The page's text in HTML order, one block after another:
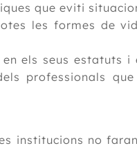
que eviti
les formes de
els seus estatuts i
professionals que
institucions no